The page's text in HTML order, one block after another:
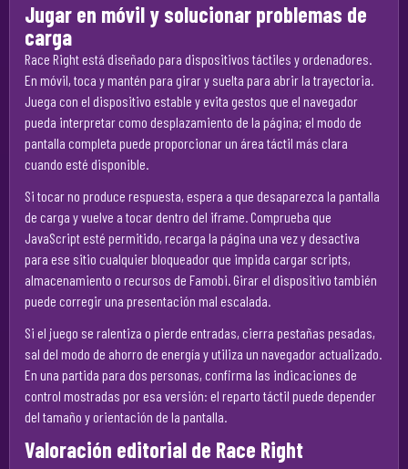
Jugar en móvil y solucionar problemas de
carga
Race Right está diseñado para dispositivos táctiles y ordenadores.
En móvil, toca y mantén para girar y suelta para abrir la trayectoria.
Juega con el dispositivo estable y evita gestos que el navegador
pueda interpretar como desplazamiento de la página; el modo de
pantalla completa puede proporcionar un área táctil más clara
cuando esté disponible.
Si tocar no produce respuesta, espera a que desaparezca la pantalla
de carga y vuelve a tocar dentro del iframe. Comprueba que
JavaScript esté permitido, recarga la página una vez y desactiva
para ese sitio cualquier bloqueador que impida cargar scripts,
almacenamiento o recursos de Famobi. Girar el dispositivo también
puede corregir una presentación mal escalada.
Si el juego se ralentiza o pierde entradas, cierra pestañas pesadas,
sal del modo de ahorro de energía y utiliza un navegador actualizado.
En una partida para dos personas, confirma las indicaciones de
control mostradas por esa versión: el reparto táctil puede depender
del tamaño y orientación de la pantalla.
Valoración editorial de Race Right